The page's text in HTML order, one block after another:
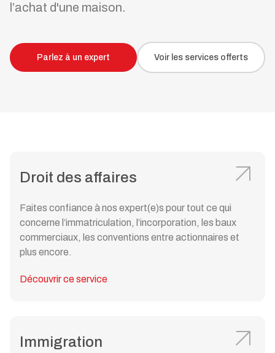
l’achat d'une maison.
Parlez à un expert Voir les services offerts
Droit des affaires
Faites confiance à nos expert(e)s pour tout ce qui
concerne l’immatriculation, l’incorporation, les baux
commerciaux, les conventions entre actionnaires et
plus encore.
Découvrir ce service
Immigration